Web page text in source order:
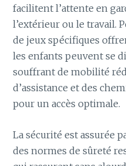
facilitent l’attente en
l’extérieur ou le travail.
de jeux spécifiques
les enfants peuvent se
souffrant de mobilité
d’assistance et des
pour un accès optimale.
La sécurité est assurée
des normes de sûreté